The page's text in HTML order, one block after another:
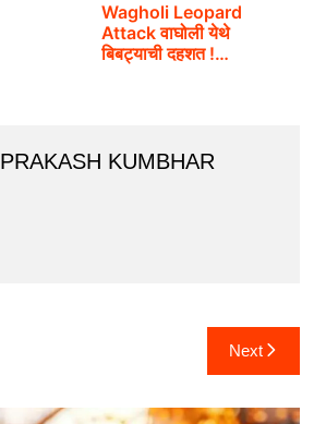
Wagholi Leopard
Attack वाघोली येथे
बिबट्याची दहशत !…
PRAKASH KUMBHAR
Next